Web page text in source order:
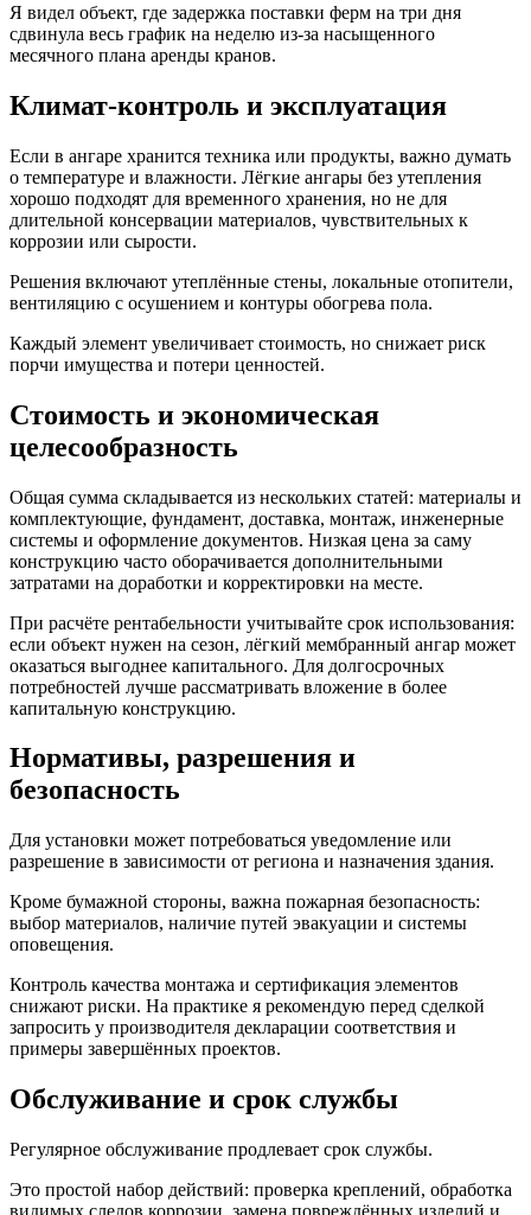
Я видел объект, где задержка поставки ферм на три дня
сдвинула весь график на неделю из‑за насыщенного
месячного плана аренды кранов.
Климат-контроль и эксплуатация
Если в ангаре хранится техника или продукты, важно думать
о температуре и влажности. Лёгкие ангары без утепления
хорошо подходят для временного хранения, но не для
длительной консервации материалов, чувствительных к
коррозии или сырости.
Решения включают утеплённые стены, локальные отопители,
вентиляцию с осушением и контуры обогрева пола.
Каждый элемент увеличивает стоимость, но снижает риск
порчи имущества и потери ценностей.
Стоимость и экономическая
целесообразность
Общая сумма складывается из нескольких статей: материалы и
комплектующие, фундамент, доставка, монтаж, инженерные
системы и оформление документов. Низкая цена за саму
конструкцию часто оборачивается дополнительными
затратами на доработки и корректировки на месте.
При расчёте рентабельности учитывайте срок использования:
если объект нужен на сезон, лёгкий мембранный ангар может
оказаться выгоднее капитального. Для долгосрочных
потребностей лучше рассматривать вложение в более
капитальную конструкцию.
Нормативы, разрешения и
безопасность
Для установки может потребоваться уведомление или
разрешение в зависимости от региона и назначения здания.
Кроме бумажной стороны, важна пожарная безопасность:
выбор материалов, наличие путей эвакуации и системы
оповещения.
Контроль качества монтажа и сертификация элементов
снижают риски. На практике я рекомендую перед сделкой
запросить у производителя декларации соответствия и
примеры завершённых проектов.
Обслуживание и срок службы
Регулярное обслуживание продлевает срок службы.
Это простой набор действий: проверка креплений, обработка